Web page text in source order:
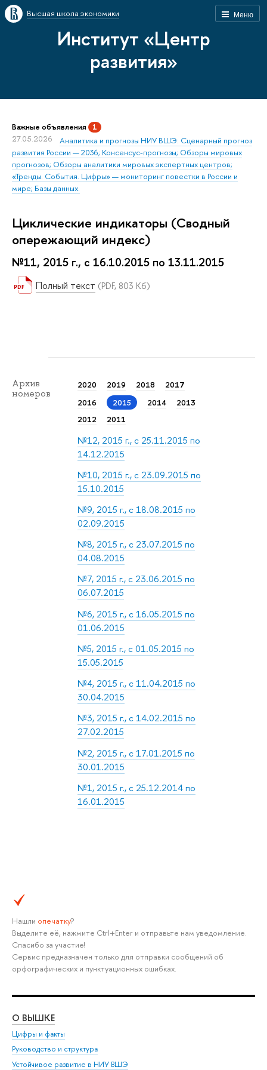
Меню
Высшая школа экономики
Институт «Центр
развития»
Важные объявления 1
27.05.2026
Аналитика и прогнозы НИУ ВШЭ: Сценарный прогноз
развития России — 2036; Консенсус-прогнозы; Обзоры мировых
прогнозов; Обзоры аналитики мировых экспертных центров;
«Тренды. События. Цифры» — мониторинг повестки в России и
мире; Базы данных.
Циклические индикаторы (Сводный
опережающий индекс)
№11, 2015 г., с 16.10.2015 по 13.11.2015
Полный текст (PDF, 803 Кб)
Архив
номеров
2020 2019 2018
2017
2016
2015 2014
2013
2012
2011
№12, 2015 г., с 25.11.2015 по
14.12.2015
№10, 2015 г., с 23.09.2015 по
15.10.2015
№9, 2015 г., с 18.08.2015 по
02.09.2015
№8, 2015 г., с 23.07.2015 по
04.08.2015
№7, 2015 г., с 23.06.2015 по
06.07.2015
№6, 2015 г., с 16.05.2015 по
01.06.2015
№5, 2015 г., с 01.05.2015 по
15.05.2015
№4, 2015 г., с 11.04.2015 по
30.04.2015
№3, 2015 г., с 14.02.2015 по
27.02.2015
№2, 2015 г., с 17.01.2015 по
30.01.2015
№1, 2015 г., с 25.12.2014 по
16.01.2015
Нашли опечатку?
Выделите её, нажмите Ctrl+Enter и отправьте нам уведомление.
Спасибо за участие!
Сервис предназначен только для отправки сообщений об
орфографических и пунктуационных ошибках.
О ВЫШКЕ
Цифры и факты
Руководство и структура
Устойчивое развитие в НИУ ВШЭ